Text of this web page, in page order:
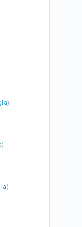
)
)
)